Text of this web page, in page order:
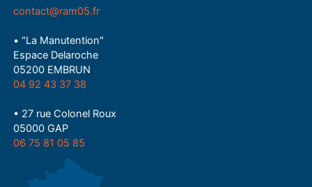
contact@ram05.fr
• "La Manutention"
Espace Delaroche
05200 EMBRUN
04 92 43 37 38
• 27 rue Colonel Roux
05000 GAP
06 75 81 05 85